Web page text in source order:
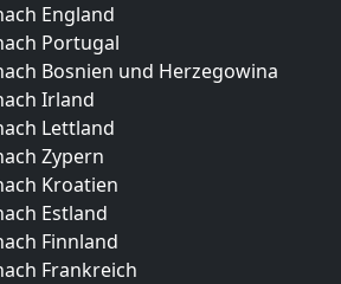
England
Portugal
Bosnien und Herzegowina
Irland
Lettland
Zypern
Kroatien
Estland
Finnland
Frankreich